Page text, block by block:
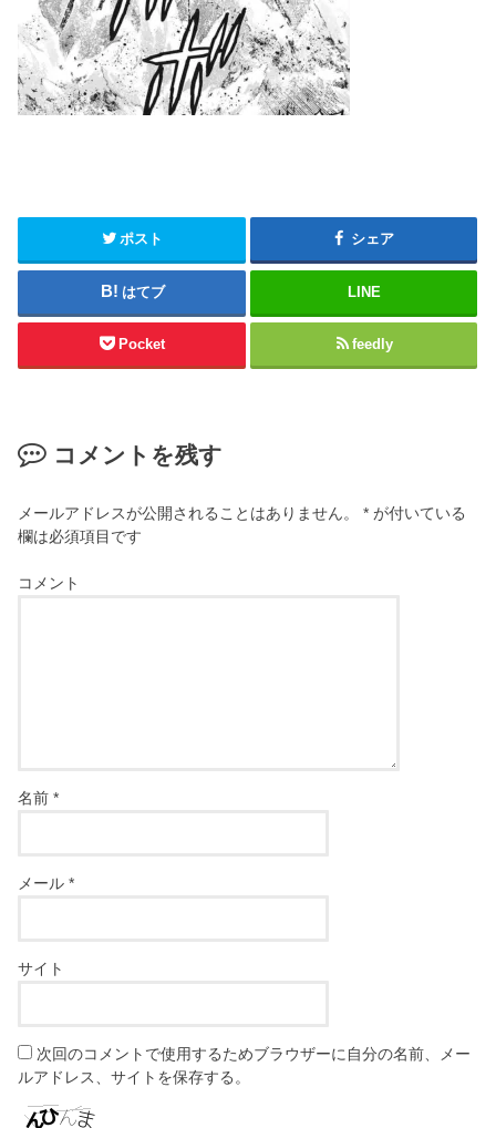
ポスト シェア
はてブ LINE
Pocket feedly
コメントを残す
メールアドレスが公開されることはありません。 * が付いている
欄は必須項目です
コメント
名前*
メール*
サイト
次回のコメントで使用するためブラウザーに自分の名前、メー
ルアドレス、サイトを保存する。